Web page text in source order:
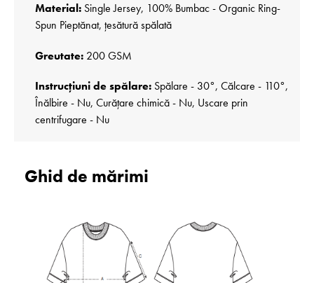
Material: Single Jersey, 100% Bumbac - Organic Ring-
Spun Pieptănat, țesătură spălată
Greutate: 200 GSM
Instrucțiuni de spălare: Spălare - 30°, Călcare - 110°,
Înălbire - Nu, Curățare chimică - Nu, Uscare prin
centrifugare - Nu
Ghid de mărimi